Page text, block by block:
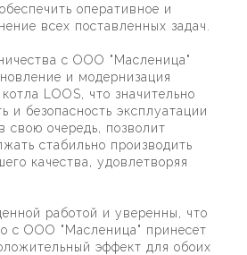
оперативное и
всех поставленных задач.
с ООО "Масленица"
и модернизация
LOOS, что значительно
и безопасность эксплуатации
свою очередь, позволит
стабильно производить
качества, удовлетворяя
работой и уверенны, что
с ООО "Масленица" принесет
эффект для обоих